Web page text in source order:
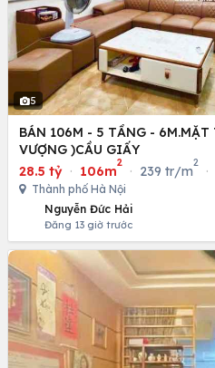
5
BÁN 106M - 5 TẦNG -
VƯỢNG )CẦU GIẤY
28.5 tỷ · 106m
2
· 239 tr/m
2
·
Thành phố Hà Nội
Nguyễn Đức Hải
Đăng 13 giờ trước